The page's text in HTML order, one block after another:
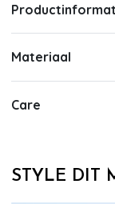
Materiaal
Care
STYLE DIT